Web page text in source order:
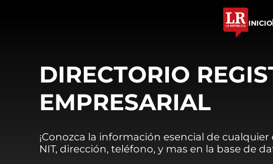
INICIO
DIRECTORIO
EMPRESARIAL
¡Conozca la información esencial de
NIT, dirección, teléfono, y mas en la base de